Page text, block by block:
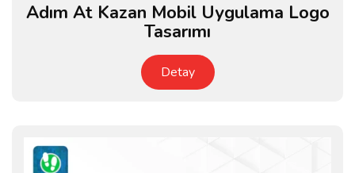
Adım At Kazan Mobil Uygulama Logo
Tasarımı
Detay